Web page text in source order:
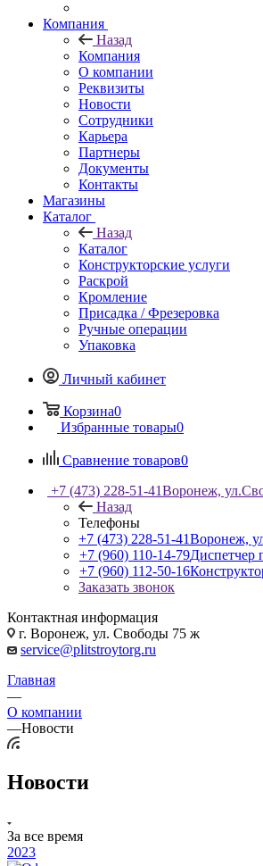
Компания
Назад
Компания
О компании
Реквизиты
Новости
Сотрудники
Карьера
Партнеры
Документы
Контакты
Магазины
Каталог
Назад
Каталог
Конструкторские услуги
Раскрой
Кромление
Присадка / Фрезеровка
Ручные операции
Упаковка
Личный кабинет
Корзина0
Избранные товары0
Сравнение товаров0
+7 (473) 228-51-41Воронеж,
Назад
Телефоны
+7 (473) 228-51-41Воронеж,
+7 (960) 110-14-79Диспетчер
+7 (960) 112-50-16
Заказать звонок
Контактная информация
г. Воронеж, ул. Свободы 75 ж
service@plitstroytorg.ru
Главная
—
О компании
—Новости
Новости
За все время
2023